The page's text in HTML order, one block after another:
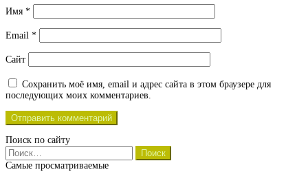
Имя *
Email *
Сайт
Сохранить моё имя, email и адрес сайта в этом браузере для
последующих моих комментариев.
Поиск по сайту
Найти:
Самые просматриваемые